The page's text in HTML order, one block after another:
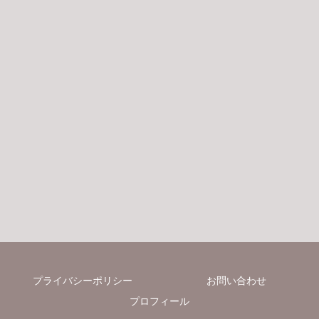
プライバシーポリシー
お問い合わせ
プロフィール